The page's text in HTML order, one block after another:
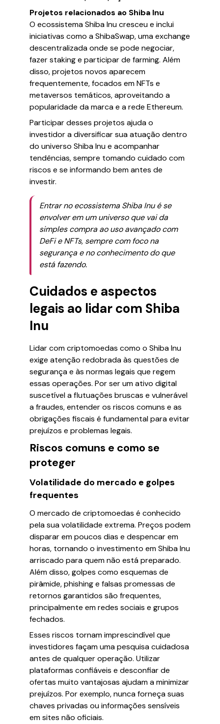
Projetos relacionados ao Shiba Inu
O ecossistema Shiba Inu cresceu e inclui
iniciativas como a ShibaSwap, uma exchange
descentralizada onde se pode negociar,
fazer staking e participar de farming. Além
disso, projetos novos aparecem
frequentemente, focados em NFTs e
metaversos temáticos, aproveitando a
popularidade da marca e a rede Ethereum.
Participar desses projetos ajuda o
investidor a diversificar sua atuação dentro
do universo Shiba Inu e acompanhar
tendências, sempre tomando cuidado com
riscos e se informando bem antes de
investir.
Entrar no ecossistema Shiba Inu é se
envolver em um universo que vai da
simples compra ao uso avançado com
DeFi e NFTs, sempre com foco na
segurança e no conhecimento do que
está fazendo.
Cuidados e aspectos
legais ao lidar com Shiba
Inu
Lidar com criptomoedas como o Shiba Inu
exige atenção redobrada às questões de
segurança e às normas legais que regem
essas operações. Por ser um ativo digital
suscetível a flutuações bruscas e vulnerável
a fraudes, entender os riscos comuns e as
obrigações fiscais é fundamental para evitar
prejuízos e problemas legais.
Riscos comuns e como se
proteger
Volatilidade do mercado e golpes
frequentes
O mercado de criptomoedas é conhecido
pela sua volatilidade extrema. Preços podem
disparar em poucos dias e despencar em
horas, tornando o investimento em Shiba Inu
arriscado para quem não está preparado.
Além disso, golpes como esquemas de
pirâmide, phishing e falsas promessas de
retornos garantidos são frequentes,
principalmente em redes sociais e grupos
fechados.
Esses riscos tornam imprescindível que
investidores façam uma pesquisa cuidadosa
antes de qualquer operação. Utilizar
plataformas confiáveis e desconfiar de
ofertas muito vantajosas ajudam a minimizar
prejuízos. Por exemplo, nunca forneça suas
chaves privadas ou informações sensíveis
em sites não oficiais.